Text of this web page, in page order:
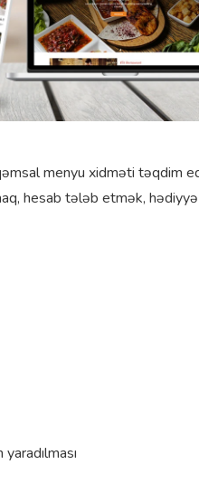
menyu xidməti təqdim
hesab tələb etmək,